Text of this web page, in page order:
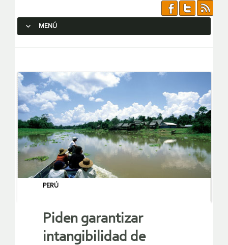
MENÚ
PERÚ
Piden garantizar
intangibilidad de